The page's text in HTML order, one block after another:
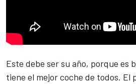
Este debe ser su año, porque es
tiene el mejor coche de todos. El